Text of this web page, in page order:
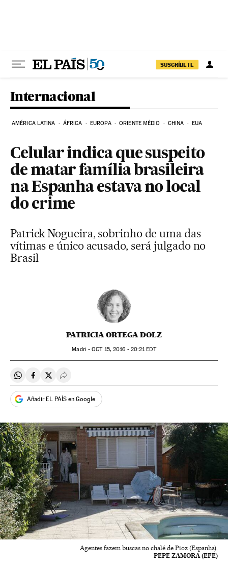
SUSCRÍBETE
Internacional
AMÉRICA LATINA ÁFRICA EUROPA ORIENTE MÉDIO CHINA EUA
Celular indica que suspeito
de matar família brasileira
na Espanha estava no local
do crime
Patrick Nogueira, sobrinho de uma das
vítimas e único acusado, será julgado no
Brasil
PATRICIA ORTEGA DOLZ
Madri -OCT15, 2016 - 20:21EDT
Compartir en Whatsapp
Compartir en Facebook
Compartir en Twitter
Desplegar Redes Sociales
Añadir EL PAÍS en Google
Agentes fazem buscas no chalé de Pioz (Espanha).
PEPE ZAMORA (EFE)